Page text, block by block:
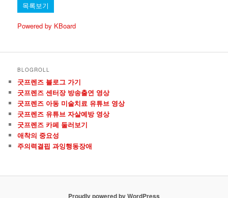
목록보기
Powered by KBoard
BLOGROLL
굿프렌즈 블로그 가기
굿프렌즈 센터장 방송출연 영상
굿프렌즈 아동 미술치료 유튜브 영상
굿프렌즈 유튜브 자살예방 영상
굿프렌즈 카페 둘러보기
애착의 중요성
주의력결핍 과잉행동장애
Proudly powered by WordPress